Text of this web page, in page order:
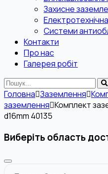
Захисне
Системи
Контакти
Про нас
Галерея робіт
Головна Заземлення
заземлення Комплект
d16mm 40135
Виберіть область